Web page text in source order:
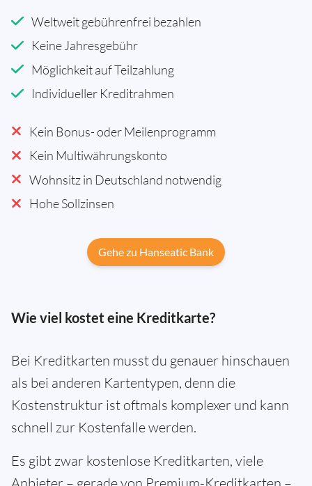
Weltweit gebührenfrei bezahlen
Keine Jahresgebühr
Möglichkeit auf Teilzahlung
Individueller Kreditrahmen
Kein Bonus- oder Meilenprogramm
Kein Multiwährungskonto
Wohnsitz in Deutschland notwendig
Hohe Sollzinsen
Gehe zu Hanseatic Bank
Wie viel kostet eine Kreditkarte?
Bei Kreditkarten musst du genauer hinschauen
als bei anderen Kartentypen, denn die
Kostenstruktur ist oftmals komplexer und kann
schnell zur Kostenfalle werden.
Es gibt zwar kostenlose Kreditkarten, viele